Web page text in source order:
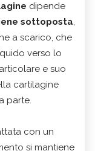
dipende
sottoposta,
a scarico, che
verso lo
e suo
cartilagine
parte.
con un
si mantiene